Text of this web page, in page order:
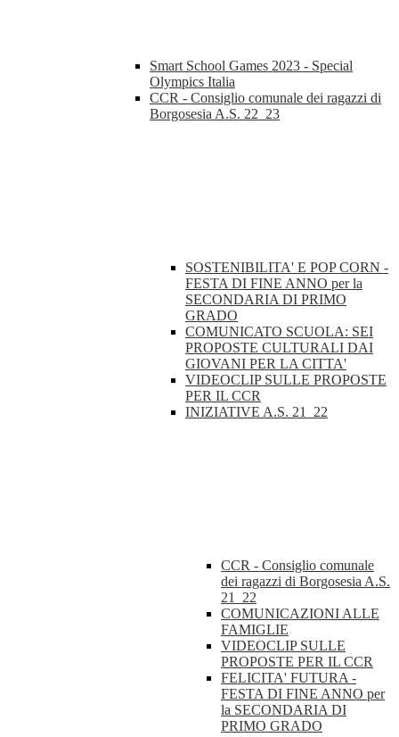
Smart School Games 2023 - Special
Olympics Italia
CCR - Consiglio comunale dei ragazzi di
Borgosesia A.S. 22_23
SOSTENIBILITA' E POP CORN -
FESTA DI FINE ANNO per la
SECONDARIA DI PRIMO
GRADO
COMUNICATO SCUOLA: SEI
PROPOSTE CULTURALI DAI
GIOVANI PER LA CITTA'
VIDEOCLIP SULLE PROPOSTE
PER IL CCR
INIZIATIVE A.S. 21_22
CCR - Consiglio comunale
dei ragazzi di Borgosesia A.S.
21_22
COMUNICAZIONI ALLE
FAMIGLIE
VIDEOCLIP SULLE
PROPOSTE PER IL CCR
FELICITA' FUTURA -
FESTA DI FINE ANNO per
la SECONDARIA DI
PRIMO GRADO